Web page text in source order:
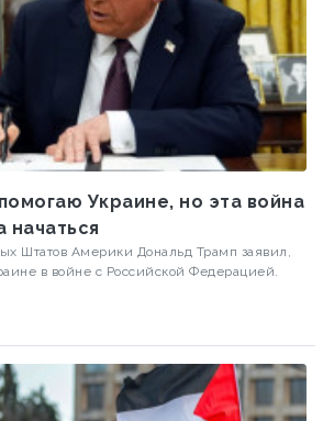
Украине, но эта война
Штатов Америки Дональд Трамп заявил,
в войне с Российской Федерацией.